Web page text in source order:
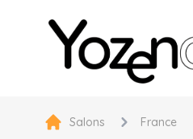
Yozenco - Organisateur
Salons France